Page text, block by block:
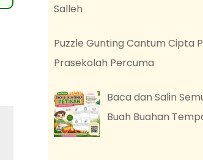
Salleh
Puzzle Gunting Cantum Cipta
Prasekolah Percuma
Baca dan Salin
Buah Buahan